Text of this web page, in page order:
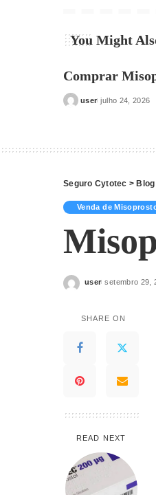
You Might
Comprar
Posted
user julho 24, 2026
Seguro Cytotec > Blog
Venda de
Posted
user setembro 29,
SHARE ON
READ NEXT